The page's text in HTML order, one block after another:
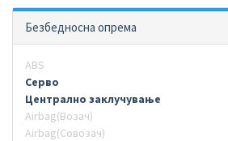
Безбедносна опрема
ABS
Серво
Централно заклучување
Airbag(Возач)
Airbag(Совозач)